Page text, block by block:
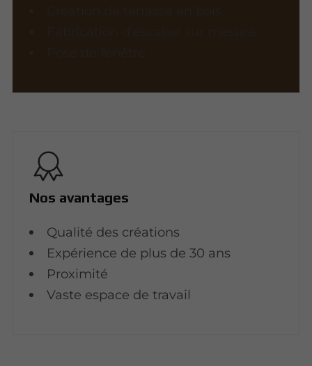
Nos avantages
Qualité des créations
Expérience de plus de 30 ans
Proximité
Vaste espace de travail